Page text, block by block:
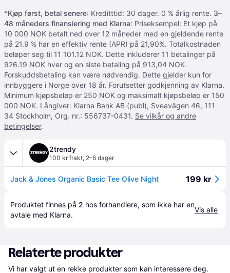
*Kjøp først, betal senere: Kreditttid: 30 dager. 0 % årlig rente. 3–
48 måneders finansiering med Klarna: Priseksempel: Et kjøp på
10 000 NOK betalt ned over 12 måneder med en gjeldende rente
på 21.9 % har en effektiv rente (APR) på 21,90%. Totalkostnaden
beløper seg til 11 101.12 NOK. Dette inkluderer 11 betalinger på
926.19 NOK hver og en siste betaling på 913,04 NOK.
Forskuddsbetaling kan være nødvendig. Dette gjelder kun for
innbyggere i Norge over 18 år. Forutsetter godkjenning av Klarna.
Minimum kjøpsbeløp er 250 NOK og maksimalt kjøpsbeløp er 150
000 NOK. Långiver: Klarna Bank AB (publ), Sveavägen 46, 111
34 Stockholm, Org. nr.: 556737-0431. Se vilkår og andre
betingelser.
2trendy
100 kr frakt, 2–6 dager
Jack & Jones Organic Basic Tee Olive Night 199 kr
Produktet finnes på 2 hos forhandlere, som ikke har en
avtale med Klarna.
Vis alle
Relaterte produkter